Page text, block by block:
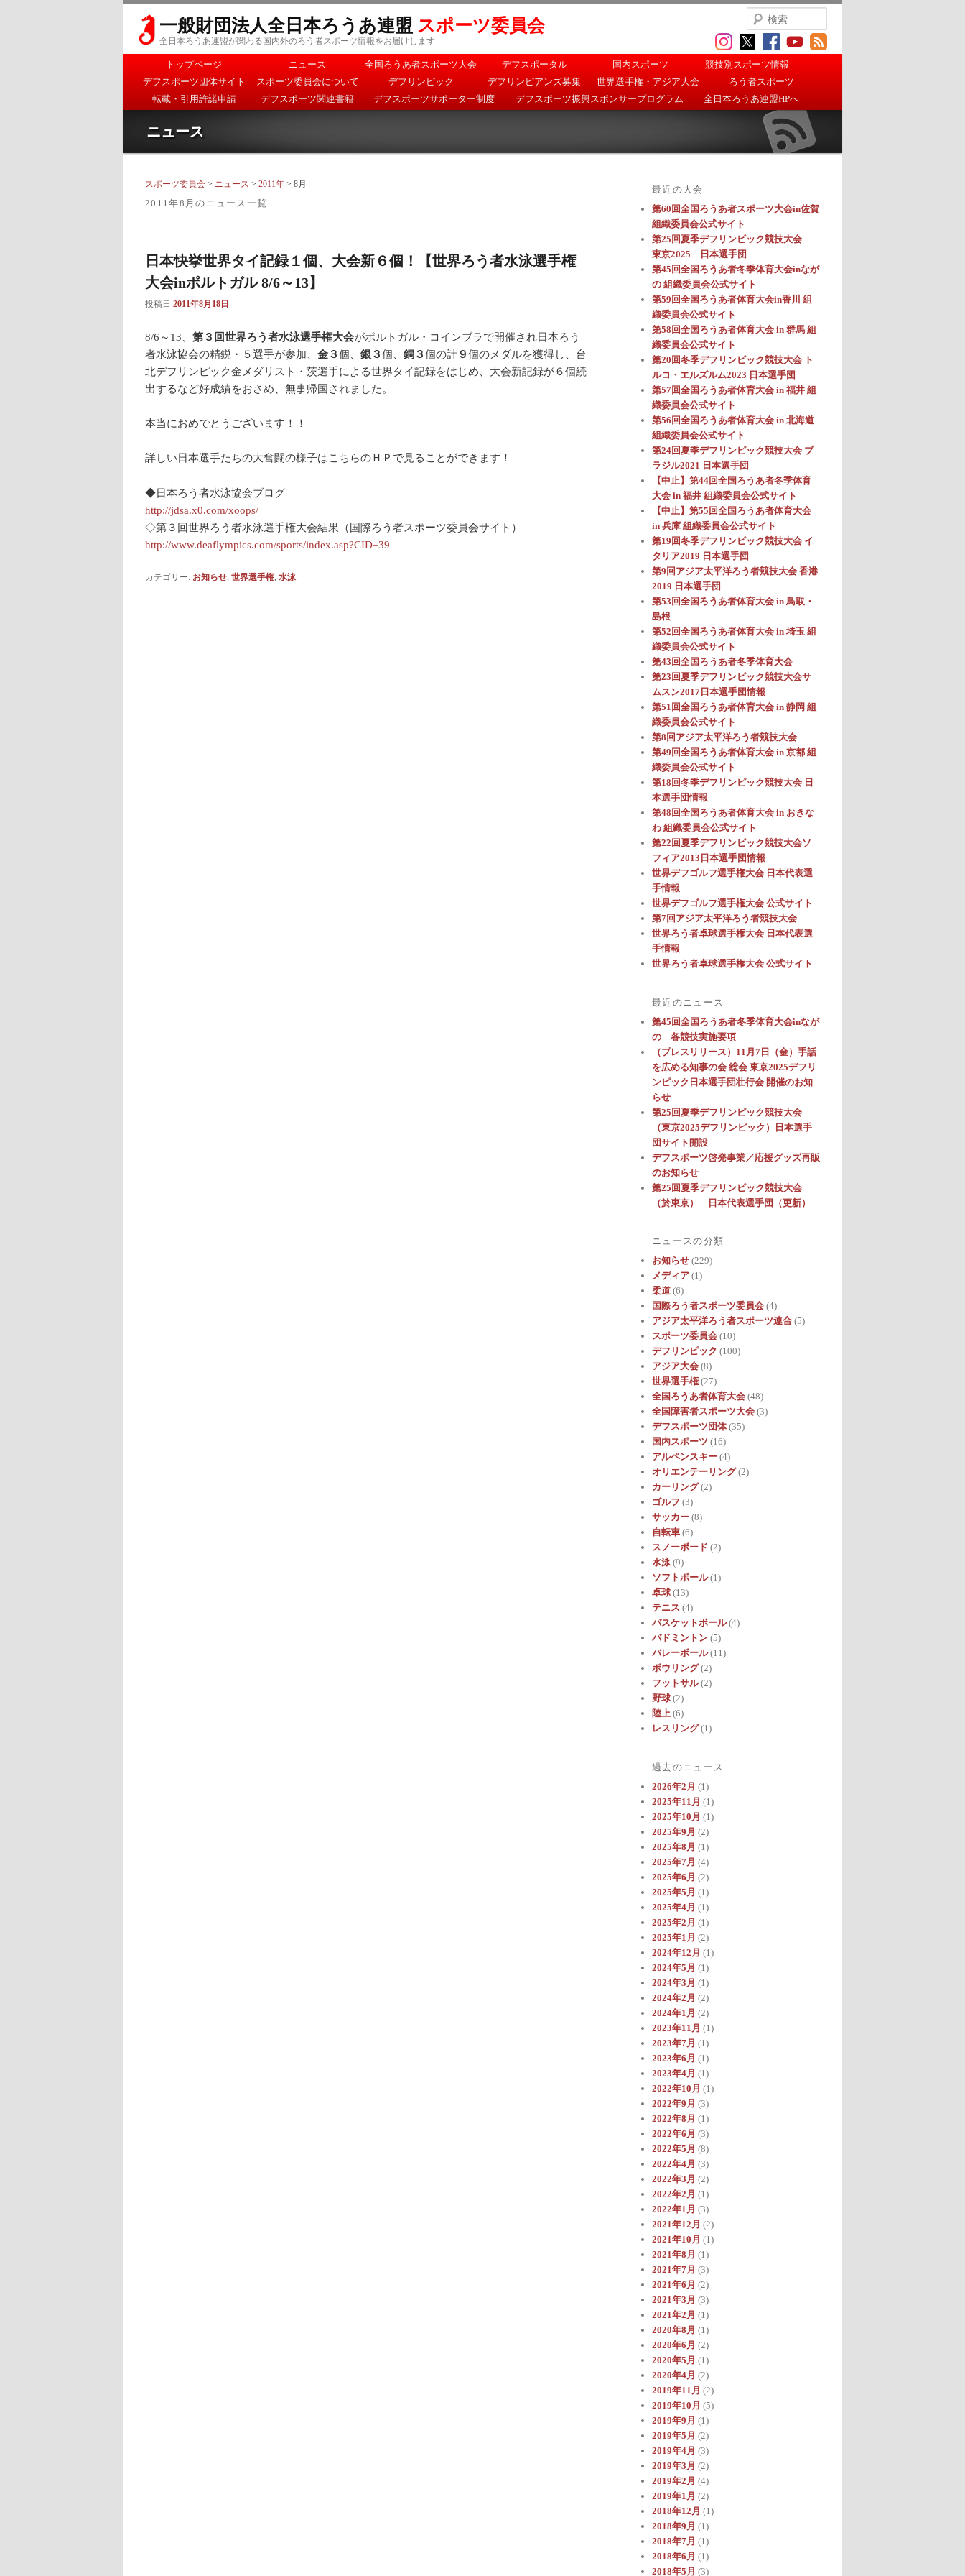
一般財団法人全日本ろうあ連盟 スポーツ委員会
全日本ろうあ連盟が関わる国内外のろう者スポーツ情報をお届けします
メインメニュー
メインコンテンツへ移
動
サブコンテンツへ移動
トップページ ニュース 全国ろうあ者スポーツ大会 デフスポータル 国内スポーツ
競技別スポーツ情報
デフスポーツ団体サイト
スポーツ委員会について デフリンピック デフリンピアンズ募集 世界選手権・アジア大会
ろう者スポーツ
転載・引用許諾申請
デフスポーツ関連書籍 デフスポーツサポーター制度 デフスポーツ振興スポンサープログラム 全日本ろうあ連盟HPへ
ニュース
スポーツ委員会 > ニュース > 2011年 > 8月
2011年8月のニュース一覧
日本快挙世界タイ記録１個、大会新６個！【世界ろう者水泳選手権
大会inポルトガル 8/6～13】
投稿日:2011年8月18日
8/6～13、 第３回世界ろう者水泳選手権大会がポルトガル・コインブラで開催され日本ろう
者水泳協会の精鋭・５選手が参加、 金３個、 銀３個、 銅３個の計９個のメダルを獲得し、台
北デフリンピック金メダリスト・茨選手による世界タイ記録をはじめ、大会新記録が６個続
出するなど好成績をおさめ、無事帰国されました。
本当におめでとうございます！！
詳しい日本選手たちの大奮闘の様子はこちらのＨＰで見ることができます！
◆日本ろう者水泳協会ブログ
http://jdsa.x0.com/xoops/
◇第３回世界ろう者水泳選手権大会結果（国際ろう者スポーツ委員会サイト）
http://www.deaflympics.com/sports/index.asp?CID=39
カテゴリー: お知らせ, 世界選手権, 水泳
最近の大会
第60回全国ろうあ者スポーツ大会in佐賀
組織委員会公式サイト
第25回夏季デフリンピック競技大会
東京2025 日本選手団
第45回全国ろうあ者冬季体育大会inなが
の 組織委員会公式サイト
第59回全国ろうあ者体育大会in香川 組
織委員会公式サイト
第58回全国ろうあ者体育大会 in 群馬 組
織委員会公式サイト
第20回冬季デフリンピック競技大会 ト
ルコ・エルズルム2023 日本選手団
第57回全国ろうあ者体育大会 in 福井 組
織委員会公式サイト
第56回全国ろうあ者体育大会 in 北海道
組織委員会公式サイト
第24回夏季デフリンピック競技大会 ブ
ラジル2021 日本選手団
【中止】第44回全国ろうあ者冬季体育
大会 in 福井 組織委員会公式サイト
【中止】第55回全国ろうあ者体育大会
in 兵庫 組織委員会公式サイト
第19回冬季デフリンピック競技大会 イ
タリア2019 日本選手団
第9回アジア太平洋ろう者競技大会 香港
2019 日本選手団
第53回全国ろうあ者体育大会 in 鳥取・
島根
第52回全国ろうあ者体育大会 in 埼玉 組
織委員会公式サイト
第43回全国ろうあ者冬季体育大会
第23回夏季デフリンピック競技大会サ
ムスン2017日本選手団情報
第51回全国ろうあ者体育大会 in 静岡 組
織委員会公式サイト
第8回アジア太平洋ろう者競技大会
第49回全国ろうあ者体育大会 in 京都 組
織委員会公式サイト
第18回冬季デフリンピック競技大会 日
本選手団情報
第48回全国ろうあ者体育大会 in おきな
わ 組織委員会公式サイト
第22回夏季デフリンピック競技大会ソ
フィア2013日本選手団情報
世界デフゴルフ選手権大会 日本代表選
手情報
世界デフゴルフ選手権大会 公式サイト
第7回アジア太平洋ろう者競技大会
世界ろう者卓球選手権大会 日本代表選
手情報
世界ろう者卓球選手権大会 公式サイト
最近のニュース
第45回全国ろうあ者冬季体育大会inなが
の 各競技実施要項
（プレスリリース）11月7日（金）手話
を広める知事の会 総会 東京2025デフリ
ンピック日本選手団壮行会 開催のお知
らせ
第25回夏季デフリンピック競技大会
（東京2025デフリンピック）日本選手
団サイト開設
デフスポーツ啓発事業／応援グッズ再販
のお知らせ
第25回夏季デフリンピック競技大会
（於東京） 日本代表選手団（更新）
ニュースの分類
お知らせ (229)
メディア (1)
柔道 (6)
国際ろう者スポーツ委員会 (4)
アジア太平洋ろう者スポーツ連合 (5)
スポーツ委員会 (10)
デフリンピック (100)
アジア大会 (8)
世界選手権(27)
全国ろうあ者体育大会 (48)
全国障害者スポーツ大会 (3)
デフスポーツ団体(35)
国内スポーツ (16)
アルペンスキー (4)
オリエンテーリング(2)
カーリング(2)
ゴルフ (3)
サッカー (8)
自転車 (6)
スノーボード (2)
水泳(9)
ソフトボール(1)
卓球 (13)
テニス (4)
バスケットボール(4)
バドミントン (5)
バレーボール(11)
ボウリング(2)
フットサル(2)
野球 (2)
陸上 (6)
レスリング(1)
過去のニュース
2026年2月 (1)
2025年11月 (1)
2025年10月 (1)
2025年9月 (2)
2025年8月 (1)
2025年7月 (4)
2025年6月 (2)
2025年5月 (1)
2025年4月 (1)
2025年2月 (1)
2025年1月 (2)
2024年12月 (1)
2024年5月 (1)
2024年3月 (1)
2024年2月 (2)
2024年1月 (2)
2023年11月 (1)
2023年7月 (1)
2023年6月 (1)
2023年4月 (1)
2022年10月 (1)
2022年9月 (3)
2022年8月 (1)
2022年6月 (3)
2022年5月 (8)
2022年4月 (3)
2022年3月 (2)
2022年2月 (1)
2022年1月 (3)
2021年12月 (2)
2021年10月 (1)
2021年8月 (1)
2021年7月 (3)
2021年6月 (2)
2021年3月 (3)
2021年2月 (1)
2020年8月 (1)
2020年6月 (2)
2020年5月 (1)
2020年4月 (2)
2019年11月 (2)
2019年10月 (5)
2019年9月 (1)
2019年5月 (2)
2019年4月 (3)
2019年3月 (2)
2019年2月 (4)
2019年1月 (2)
2018年12月 (1)
2018年9月 (1)
2018年7月 (1)
2018年6月 (1)
2018年5月 (3)